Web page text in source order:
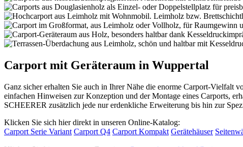
Carport mit Geräteraum in Wuppertal
Ganz sicher erhalten Sie auch in Ihrer Nähe die enorme Carport-Vielfalt
einfachen Hinweisen zur Konzeption und der Montage eines Carports,
SCHEERER zusätzlich jede nur erdenkliche Erweiterung bis hin zur
Klicken Sie sich hier direkt in unseren Online-Katalog:
Carport Serie Variant Carport Q4 Carport Kompakt Gerätehäuser